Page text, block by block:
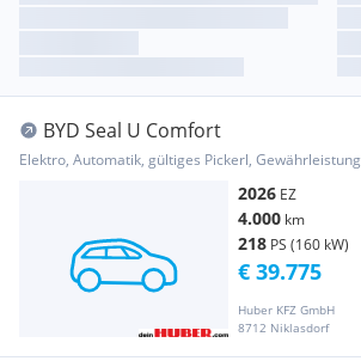
BYD Seal U Comfort
Elektro, Automatik, gültiges Pickerl, Gewährleistung
2026 EZ
4.000 km
218 PS (160 kW)
Huber KFZ GmbH
8712 Niklasdorf
€ 39.775